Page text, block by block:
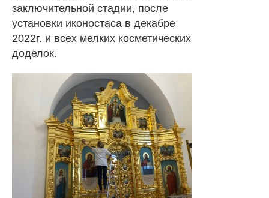
заключительной стадии, после
установки иконостаса в декабре
2022г. и всех мелких косметических
доделок.